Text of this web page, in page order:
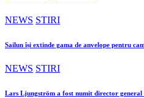
NEWS STIRI
Sailun își extinde gama de anvelope pentru
NEWS STIRI
Lars Ljungström a fost numit director